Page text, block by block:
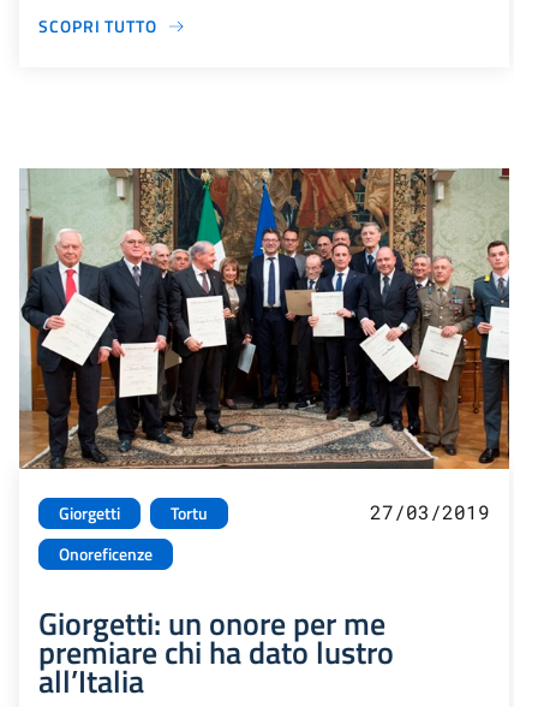
SCOPRI TUTTO
Giorgetti
Tortu
Onoreficenze
27/03/2019
Giorgetti: un onore per me
premiare chi ha dato lustro
all’Italia